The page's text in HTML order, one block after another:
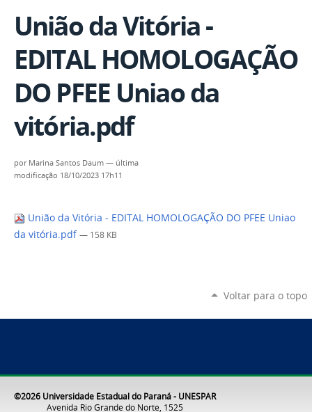
União da Vitória -
EDITAL HOMOLOGAÇÃO
DO PFEE Uniao da
vitória.pdf
por Marina Santos Daum — última
modificação 18/10/2023 17h11
União da Vitória - EDITAL HOMOLOGAÇÃO DO PFEE Uniao
da vitória.pdf — 158 KB
Voltar para o topo
©2026 Universidade Estadual do Paraná - UNESPAR
Avenida Rio Grande do Norte, 1525